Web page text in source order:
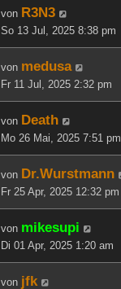
von R3N3
So 13 Jul, 2025 8:38 pm
von medusa
Fr 11 Jul, 2025 2:32 pm
von Death
Mo 26 Mai, 2025 7:51 pm
von Dr.Wurstmann
Fr 25 Apr, 2025 12:32 pm
von mikesupi
Di 01 Apr, 2025 1:20 am
von jfk